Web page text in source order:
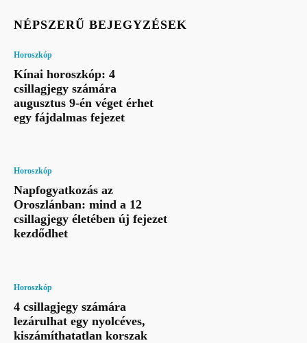
NÉPSZERŰ BEJEGYZÉSEK
Horoszkóp
Kínai horoszkóp: 4
csillagjegy számára
augusztus 9-én véget érhet
egy fájdalmas fejezet
Horoszkóp
Napfogyatkozás az
Oroszlánban: mind a 12
csillagjegy életében új fejezet
kezdődhet
Horoszkóp
4 csillagjegy számára
lezárulhat egy nyolcéves,
kiszámíthatatlan korszak